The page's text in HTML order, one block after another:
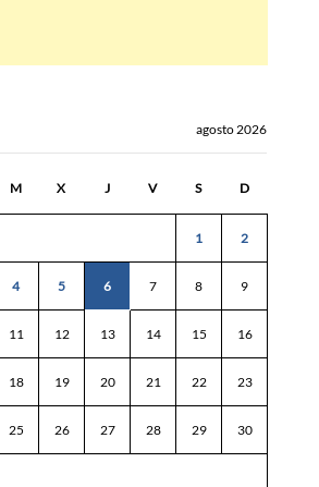
agosto 2026
M X J V S D
1 2
4 5 6 7 8 9
11 12 13 14 15 16
18 19 20 21 22 23
25 26 27 28 29 30